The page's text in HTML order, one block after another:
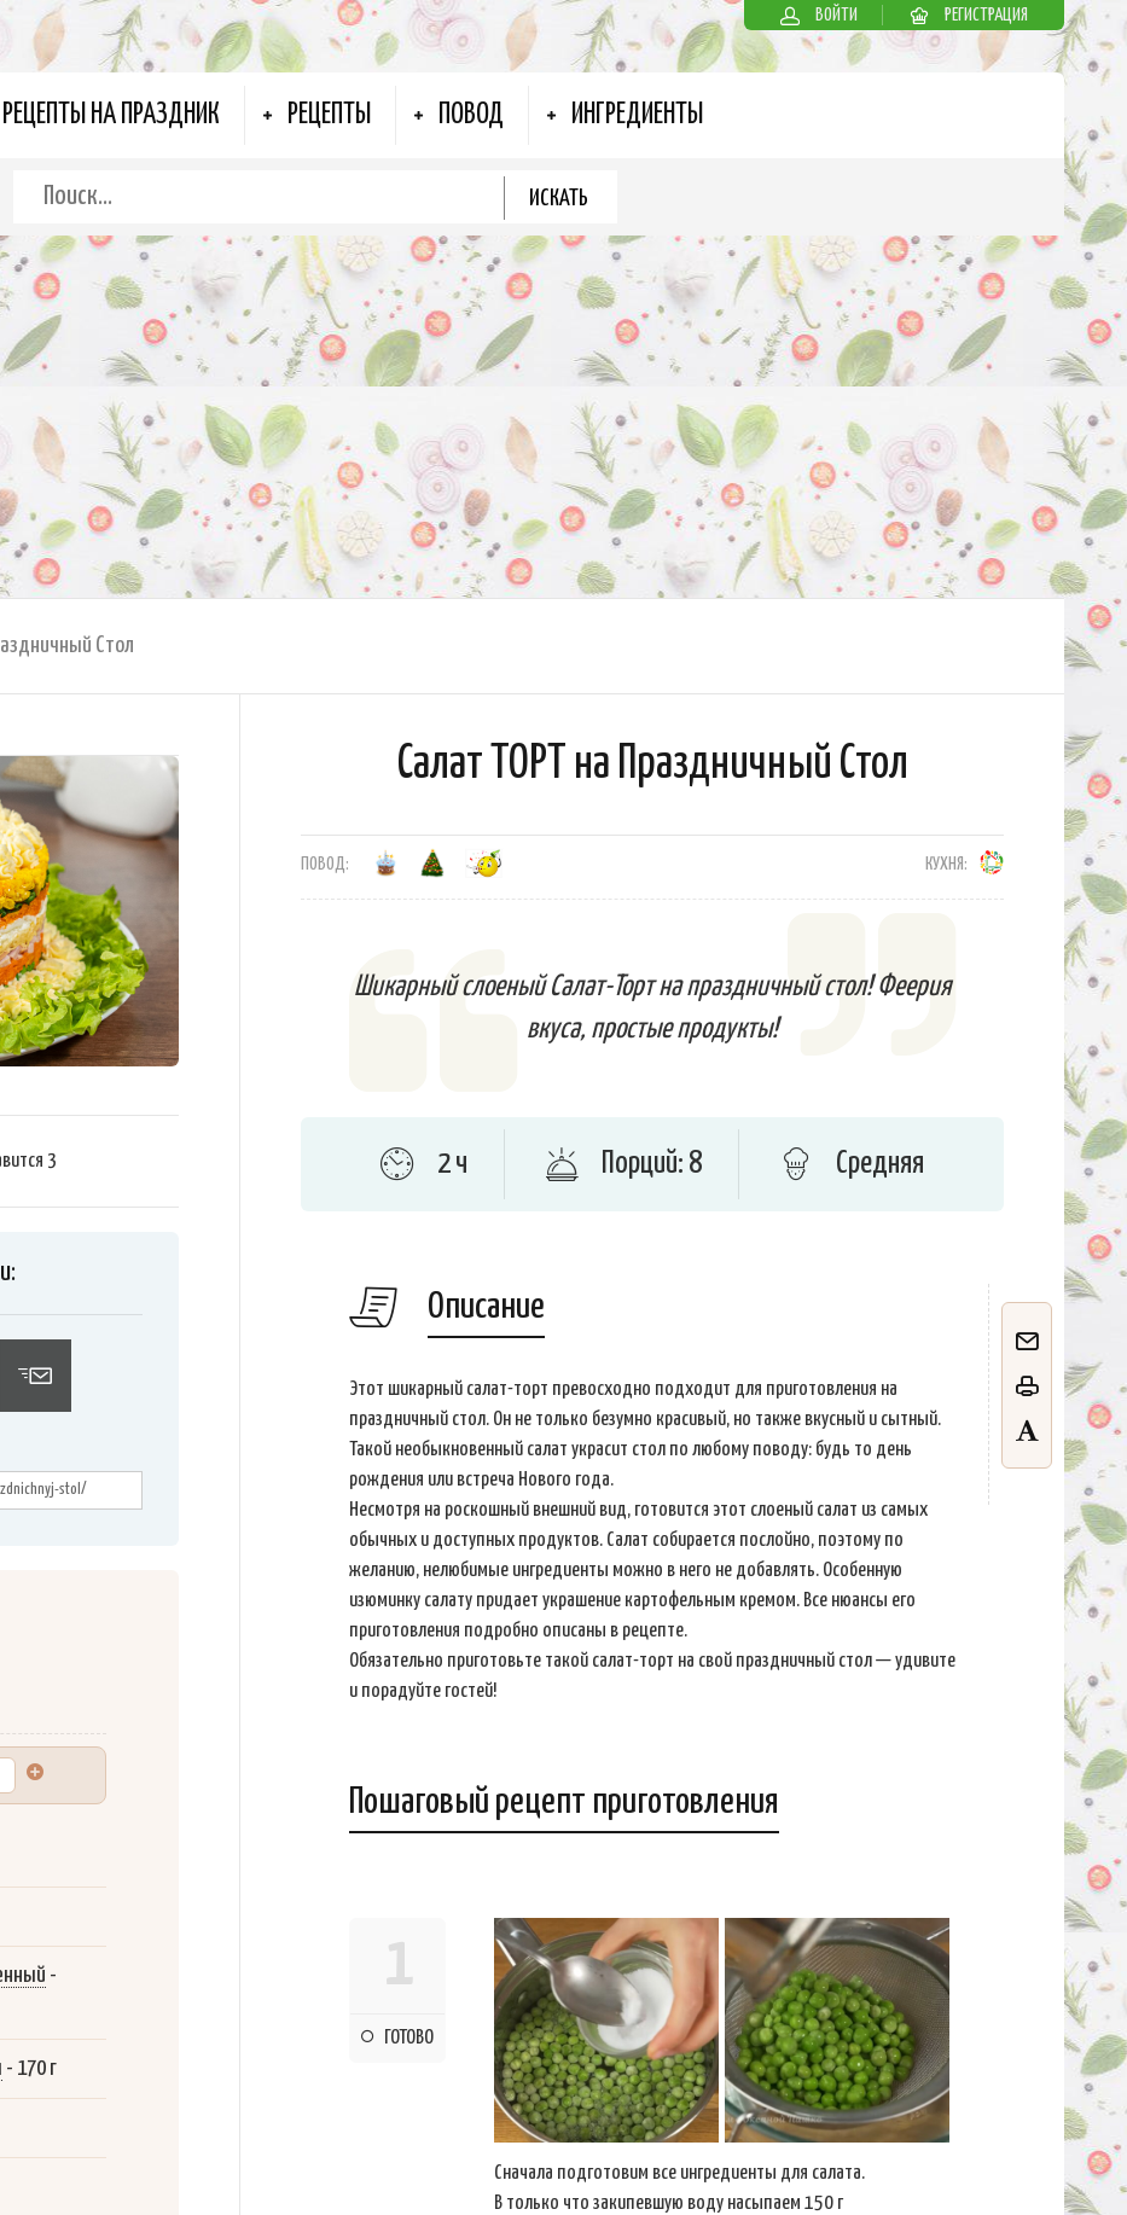
ВОЙТИ РЕГИСТРАЦИЯ
РЕЦЕПТЫ НА ПРАЗДНИК РЕЦЕПТЫ ПОВОД ИНГРЕДИЕНТЫ
Стол
3
-
- 170 г
Салат ТОРТ на Праздничный Стол
ПОВОД: КУХНЯ:
Шикарный слоеный Салат-Торт на праздничный стол! Феерия
вкуса, простые продукты!
2 ч Порций: 8 Средняя
Описание
Этот шикарный салат-торт превосходно подходит для приготовления на
праздничный стол. Он не только безумно красивый, но также вкусный и сытный.
Такой необыкновенный салат украсит стол по любому поводу: будь то день
рождения или встреча Нового года.
Несмотря на роскошный внешний вид, готовится этот слоеный салат из самых
обычных и доступных продуктов. Салат собирается послойно, поэтому по
желанию, нелюбимые ингредиенты можно в него не добавлять. Особенную
изюминку салату придает украшение картофельным кремом. Все нюансы его
приготовления подробно описаны в рецепте.
Обязательно приготовьте такой салат-торт на свой праздничный стол — удивите
и порадуйте гостей!
Пошаговый рецепт приготовления
1
ГОТОВО
Сначала подготовим все ингредиенты для салата.
В только что закипевшую воду насыпаем 150 г